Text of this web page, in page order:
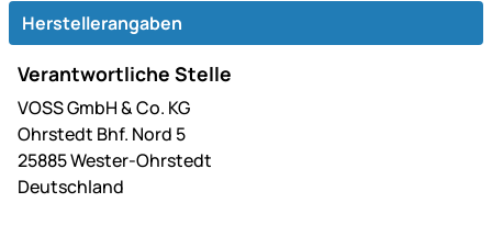
Herstellerangaben
Verantwortliche Stelle
VOSS GmbH & Co. KG
Ohrstedt Bhf. Nord 5
25885 Wester-Ohrstedt
Deutschland